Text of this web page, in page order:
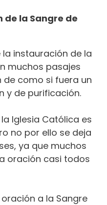
de la Sangre de
instauración de la
muchos pasajes
de como si fuera un
y de purificación.
Iglesia Católica es
no por ello se deja
ya que muchos
oración casi todos
a la Sangre